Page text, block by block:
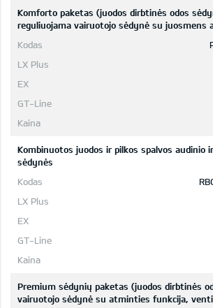
Komforto paketas (juodos dirbtinės odos
reguliuojama vairuotojo sėdynė su juosmens
Kombinuotos juodos ir pilkos spalvos audinio
sėdynės
Premium sėdynių paketas (juodos dirbtinės
vairuotojo sėdynė su atminties funkcija,